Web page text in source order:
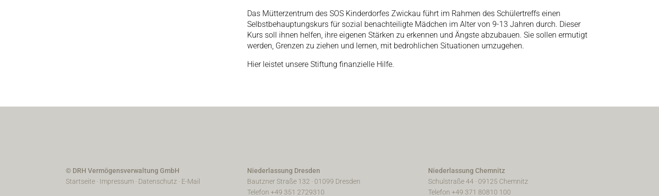
Das Mütterzentrum des SOS Kinderdorfes Zwickau führt im Rahmen des Schülertreffs einen
Selbstbehauptungskurs für sozial benachteiligte Mädchen im Alter von 9-13 Jahren durch. Dieser
Kurs soll ihnen helfen, ihre eigenen Stärken zu erkennen und Ängste abzubauen. Sie sollen ermutigt
werden, Grenzen zu ziehen und lernen, mit bedrohlichen Situationen umzugehen.
Hier leistet unsere Stiftung finanzielle Hilfe.
© DRH Vermögensverwaltung GmbH
Startseite · Impressum · Datenschutz · E-Mail
Niederlassung Dresden
Bautzner Straße 132 · 01099 Dresden
Telefon +49 351 2729310
Niederlassung Chemnitz
Schulstraße 44 · 09125 Chemnitz
Telefon +49 371 80810 100